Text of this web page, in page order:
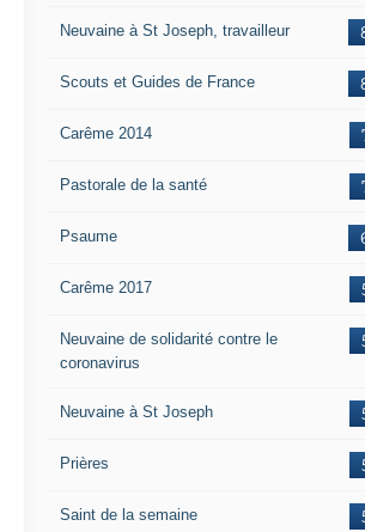
Neuvaine à St Joseph, travailleur
Scouts et Guides de France
Carême 2014
Pastorale de la santé
Psaume
Carême 2017
Neuvaine de solidarité contre le
coronavirus
Neuvaine à St Joseph
Prières
Saint de la semaine